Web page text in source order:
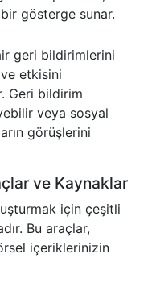
gösterge sunar.
geri bildirimlerini
etkisini
Geri bildirim
veya sosyal
görüşlerini
ve Kaynaklar
için çeşitli
Bu araçlar,
içeriklerinizin